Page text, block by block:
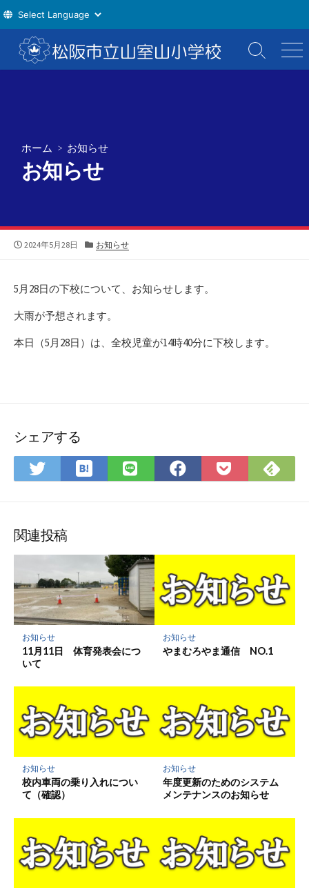
テ
検
索
メ
ニ
ホーム > お知らせ
お知らせ
公
2024年5月28日
カ
リ
ー
お知らせ
5月28日の下校について、お知らせします。
大雨が予想されます。
本日（5月28日）は、全校児童が14時40分に下校します。
シェアする
Twitter
で
ア
は
て
ク
マ
ー
ク
に
存
LINE
で
Facebook
で
Pocket
に
で
関連投稿
お知らせ
11月11日 体育発表会につ
いて
お知らせ
やまむろやま通信 NO.1
お知らせ
校内車両の乗り入れについ
て（確認）
お知らせ
年度更新のためのシステム
メンテナンスのお知らせ